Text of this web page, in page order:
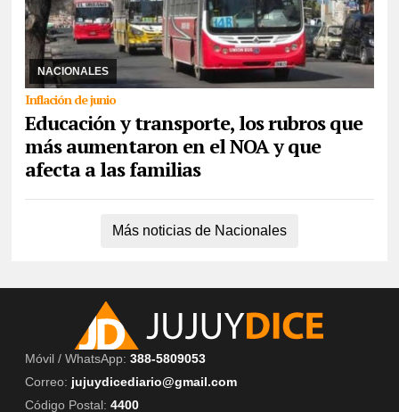
NACIONALES
Inflación de junio
Educación y transporte, los rubros que
más aumentaron en el NOA y que
afecta a las familias
15/07/2026 Los datos se desprenden de la medición del INDEC
respecto al Índice de Precios al Consumidor que se ubicó en el
orden del 1,9% en el mes anterior, po ...
Más noticias de Nacionales
Móvil / WhatsApp: 388-5809053
Correo: jujuydicediario@gmail.com
Código Postal: 4400